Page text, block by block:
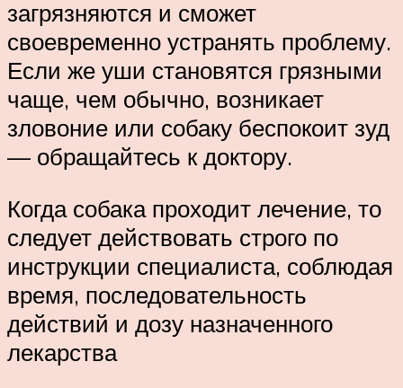
загрязняются и сможет
своевременно устранять проблему.
Если же уши становятся грязными
чаще, чем обычно, возникает
зловоние или собаку беспокоит зуд
— обращайтесь к доктору.
Когда собака проходит лечение, то
следует действовать строго по
инструкции специалиста, соблюдая
время, последовательность
действий и дозу назначенного
лекарства